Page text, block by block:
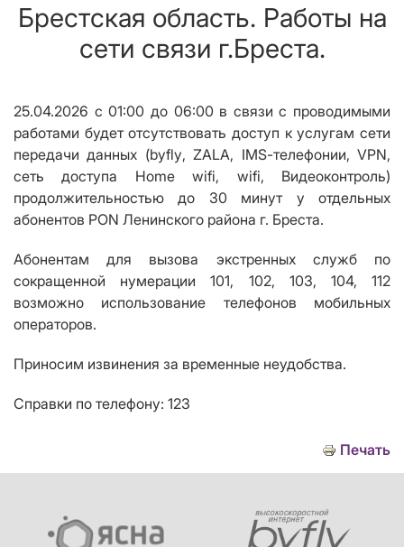
Брестская область. Работы на
сети связи г.Бреста.
25.04.2026 с 01:00 до 06:00 в связи с проводимыми
работами будет отсутствовать доступ к услугам сети
передачи данных (byfly,ZALA, IMS-телефонии,VPN,
сеть доступа Home wifi, wifi, Видеоконтроль)
продолжительностью до 30 минут у отдельных
абонентов PON Ленинского района г. Бреста.
Абонентам для вызова экстренных служб по
сокращенной нумерации 101, 102, 103, 104, 112
возможно использование телефонов мобильных
операторов.
Приносим извинения за временные неудобства.
Справки по телефону: 123
Печать